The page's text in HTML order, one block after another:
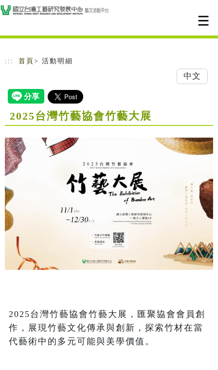
跳到主要內容
網站導覽
::: 首頁 > 活動明細
中文
2025台灣竹藝協會竹藝大展
2025台灣竹藝協會竹藝大展，匯聚協會會員創
作，展現竹藝文化傳承與創新，探索竹材在當
代藝術中的多元可能與美學價值。